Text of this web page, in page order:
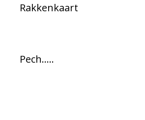
Rakkenkaart
Pech…..